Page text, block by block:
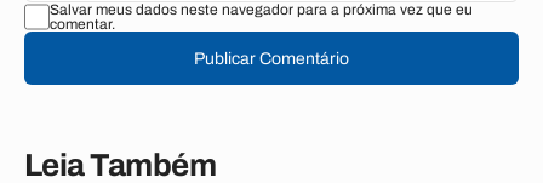
Salvar meus dados neste navegador para a próxima vez que eu
comentar.
Publicar Comentário
Leia Também